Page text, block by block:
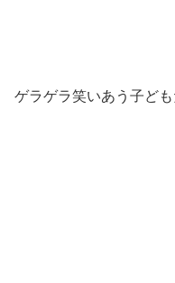
ゲラゲラ笑いあう子ど